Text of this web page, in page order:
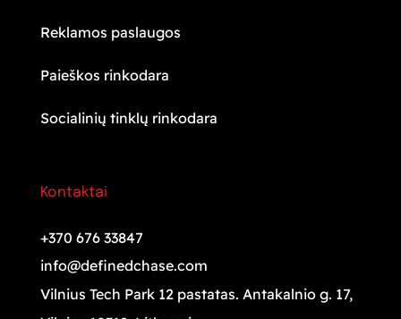
Reklamos paslaugos
Paieškos rinkodara
Socialinių tinklų rinkodara
Kontaktai
+370 676 33847
info@definedchase.com
Vilnius Tech Park 12 pastatas. Antakalnio g. 17,